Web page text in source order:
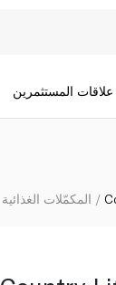
علاقات المستثمرين
المكمّلات الغذائية